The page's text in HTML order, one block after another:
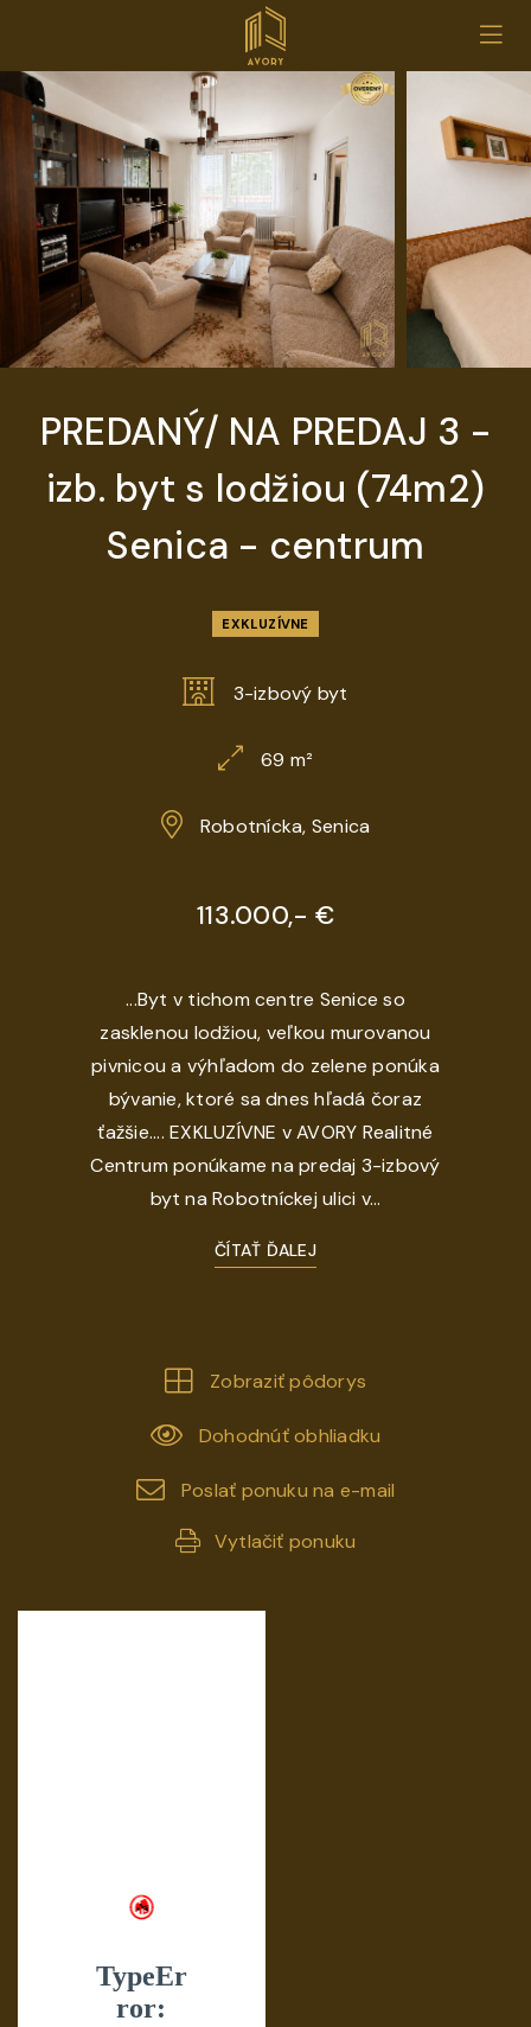
PREDANÝ/ NA PREDAJ 3 -
izb. byt s lodžiou (74m2)
Senica - centrum
EXKLUZÍVNE
3-izbový byt
69 m²
Robotnícka, Senica
113.000,- €
...Byt v tichom centre Senice so
zasklenou lodžiou, veľkou murovanou
pivnicou a výhľadom do zelene ponúka
bývanie, ktoré sa dnes hľadá čoraz
ťažšie.... EXKLUZÍVNE v AVORY Realitné
Centrum ponúkame na predaj 3-izbový
byt na Robotníckej ulici v...
ČÍTAŤ ĎALEJ
Zobraziť pôdorys
Dohodnúť obhliadku
Poslať ponuku na e-mail
Vytlačiť ponuku